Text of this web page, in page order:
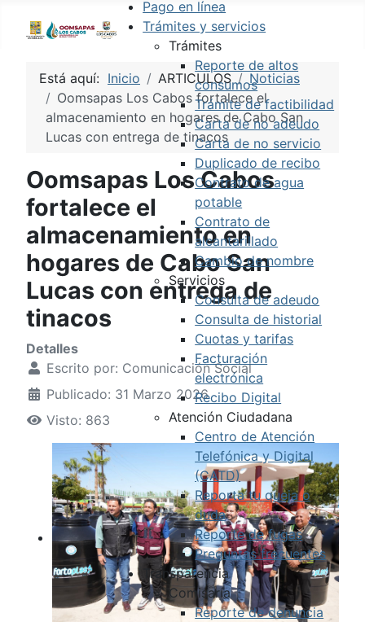
Pago en línea
Trámites y servicios
Trámites
Reporte de altos
consumos
Trámite de factibilidad
Carta de no adeudo
Carta de no servicio
Duplicado de recibo
Contrato de agua
potable
Contrato de
alcantarillado
Cambio de nombre
Servicios
Consulta de adeudo
Consulta de historial
Cuotas y tarifas
Facturación
electrónica
Recibo Digital
Atención Ciudadana
Centro de Atención
Telefónica y Digital
(CATD)
Reporta tu queja o
duda
Reporte de fugas
Preguntas frecuentes
Transparencia
Comisaría
Reporte de denuncia
Está aquí: Inicio ARTICULOS
Noticias
Oomsapas Los Cabos fortalece el
almacenamiento en hogares de Cabo San
Lucas con entrega de tinacos
Oomsapas Los Cabos
fortalece el
almacenamiento en
hogares de Cabo San
Lucas con entrega de
tinacos
Detalles
Escrito por: Comunicación Social
Publicado: 31 Marzo 2026
Visto: 863